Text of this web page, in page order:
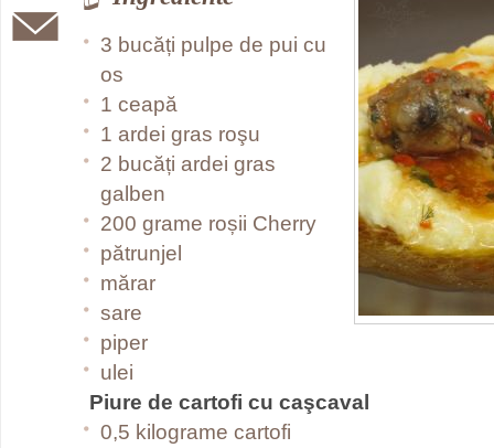
3 bucăți pulpe de pui cu
os
1 ceapă
1 ardei gras roşu
2 bucăți ardei gras
galben
200 grame roșii Cherry
pătrunjel
mărar
sare
piper
ulei
Piure de cartofi cu caşcaval
0,5 kilograme cartofi